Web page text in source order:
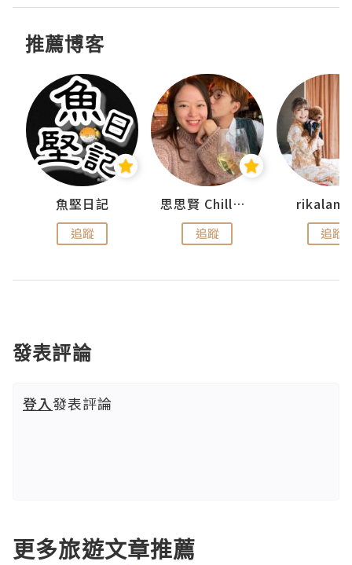
推薦博客
魚堅日記
追蹤
思思賢 ChillMyBabe
追蹤 追蹤
發表評論
登入發表評論
更多旅遊文章推薦